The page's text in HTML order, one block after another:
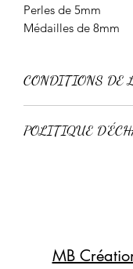
Perles de 5mm
Médailles de 8mm
CONDITIONS DE
Livraison express
POLITIQUE
MB